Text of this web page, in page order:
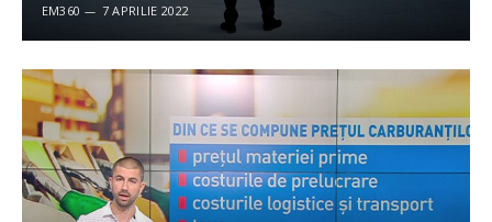
EM360 7 APRILIE 2022